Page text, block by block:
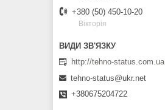
+380 (50) 450-10-20
Вікторія
http://tehno-status.com.ua
tehno-status@ukr.net
+380675204722